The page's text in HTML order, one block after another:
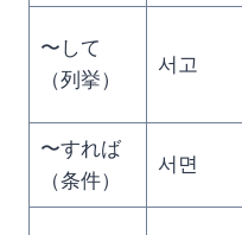
〜して
（列挙）
서고
〜すれば
（条件）
서면